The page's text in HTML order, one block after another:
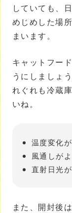
していても、
めじめした場
まいます。
キャットフー
うにしましょ
れぐれも冷蔵
いね。
温度変化
風通しが
直射日光
また、開封後